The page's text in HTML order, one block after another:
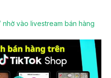
nhờ vào livestream bán hàng